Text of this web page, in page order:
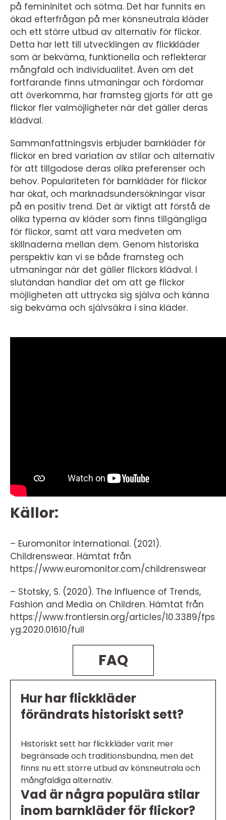
på femininitet och sötma. Det har funnits en
ökad efterfrågan på mer könsneutrala kläder
och ett större utbud av alternativ för flickor.
Detta har lett till utvecklingen av flickkläder
som är bekväma, funktionella och reflekterar
mångfald och individualitet. Även om det
fortfarande finns utmaningar och fördomar
att överkomma, har framsteg gjorts för att ge
flickor fler valmöjligheter när det gäller deras
klädval.
Sammanfattningsvis erbjuder barnkläder för
flickor en bred variation av stilar och alternativ
för att tillgodose deras olika preferenser och
behov. Populariteten för barnkläder för flickor
har ökat, och marknadsundersökningar visar
på en positiv trend. Det är viktigt att förstå de
olika typerna av kläder som finns tillgängliga
för flickor, samt att vara medveten om
skillnaderna mellan dem. Genom historiska
perspektiv kan vi se både framsteg och
utmaningar när det gäller flickors klädval. I
slutändan handlar det om att ge flickor
möjligheten att uttrycka sig själva och känna
sig bekväma och självsäkra i sina kläder.
Källor:
– Euromonitor International. (2021).
Childrenswear. Hämtat från
https://www.euromonitor.com/childrenswear
– Stotsky, S. (2020). The Influence of Trends,
Fashion and Media on Children. Hämtat från
https://www.frontiersin.org/articles/10.3389/fps
yg.2020.01610/full
FAQ
Hur har flickkläder
förändrats historiskt sett?
Historiskt sett har flickkläder varit mer
begränsade och traditionsbundna, men det
finns nu ett större utbud av könsneutrala och
mångfaldiga alternativ.
Vad är några populära stilar
inom barnkläder för flickor?